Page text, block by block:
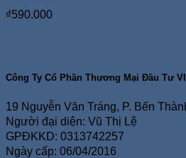
₫590.000
Công Ty Cổ Phần Thương Mại Đầu Tư
19 Nguyễn Văn Tráng, P. Bến
Người đại diện: Vũ Thị Lệ
GPĐKKD: 0313742257
Ngày cấp: 06/04/2016